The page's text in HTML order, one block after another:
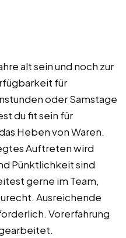
alt sein und noch zur
für
oder Samstage
du fit sein für
Heben von Waren.
Auftreten wird
Pünktlichkeit sind
gerne im Team,
Ausreichende
Vorerfahrung